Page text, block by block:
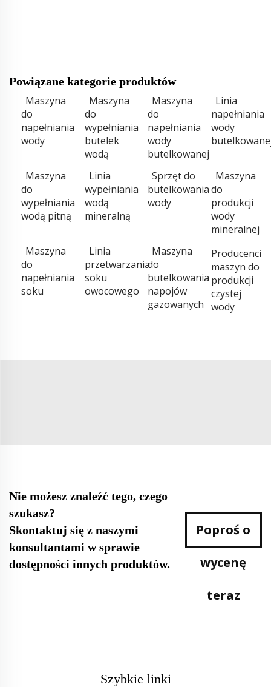
Powiązane kategorie produktów
Maszyna
do
napełniania
wody
Maszyna
do
wypełniania
butelek
wodą
Maszyna
do
napełniania
wody
butelkowanej
Linia
napełniania
wody
Maszyna
do
wypełniania
wodą pitną
Linia
wypełniania
wodą
mineralną
Sprzęt do
butelkowania
wody
Maszyna
do
produkcji
wody
mineralnej
Maszyna
do
napełniania
soku
Linia
przetwarzania
soku
owocowego
Maszyna
do
butelkowania
napojów
gazowanych
Producenci
maszyn do
produkcji
czystej
wody
Nie możesz znaleźć tego, czego
szukasz?
Skontaktuj się z naszymi
konsultantami w sprawie
dostępności innych produktów.
Poproś o
wycenę
teraz
Szybkie linki